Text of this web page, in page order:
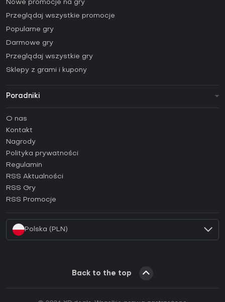
Nowe promocje na gry
Przeglądaj wszystkie promocje
Popularne gry
Darmowe gry
Przeglądaj wszystkie gry
Sklepy z grami i kupony
Poradniki
Poradniki
Jak aktywować klucz Steam (CD Key)?
Jak aktywować klucz Epic Games (CD Key)?
Jak aktywować klucz GOG (CD Key)?
Jak aktywować klucz Ubisoft Connect (CD Key)?
Jak aktywować klucz EA App (CD Key)?
O nas
Kontakt
Nagrody
Polityka prywatności
Regulamin
RSS Aktualności
RSS Gry
RSS Promocje
Polska (PLN)
Back to the top